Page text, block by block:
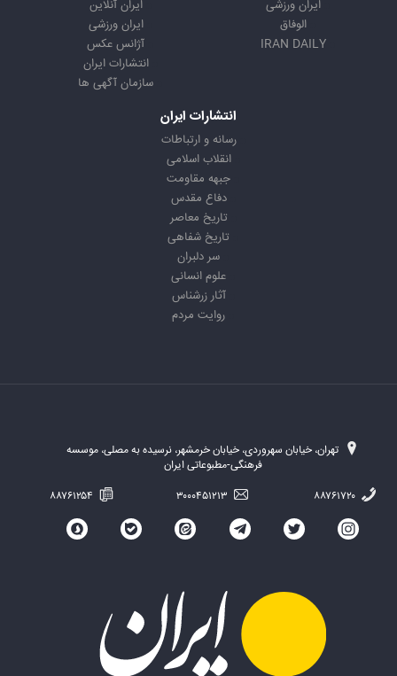
ایران ورزشی
الوفاق
IRAN DAILY
ایران آنلاین
ایران ورزشی
آژانس عکس
انتشارات ایران
سازمان آگهی ها
انتشارات ایران
رسانه و ارتباطات
انقلاب اسلامی
جبهه مقاومت
دفاع مقدس
تاریخ معاصر
تاریخ شفاهی
سر دلبران
علوم انسانی
آثار زرشناس
روایت مردم
تهران، خیابان سهروردی، خیابان خرمشهر، نرسیده به مصلی، موسسه
فرهنگی-مطبوعاتی ایران